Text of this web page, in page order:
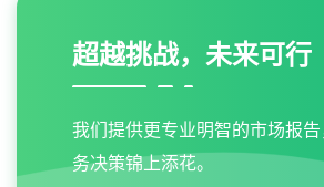
超越挑战，未来可行
我们提供更专业明智的市场报
务决策锦上添花。